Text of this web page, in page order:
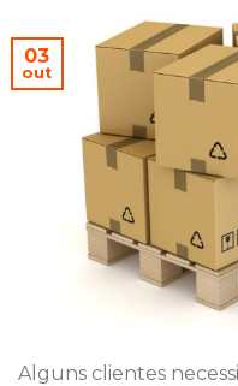
03
out
Alguns clientes